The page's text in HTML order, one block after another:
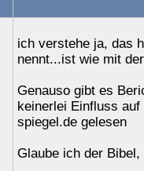
ich verstehe ja, das
nennt...ist wie mit
Genauso gibt es
keinerlei Einfluss
spiegel.de gelesen
Glaube ich der